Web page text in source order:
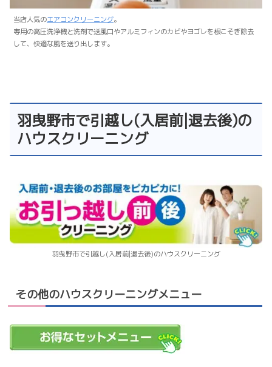
当店人気のエアコンクリーニング。
専用の高圧洗浄機と洗剤で送風口やアルミフィンのカビやヨゴレを根こそぎ除去
して、快適な風を送り出します。
羽曳野市で引越し(入居前|退去後)の
ハウスクリーニング
羽曳野市で引越し(入居前|退去後)のハウスクリーニング
その他のハウスクリーニングメニュー